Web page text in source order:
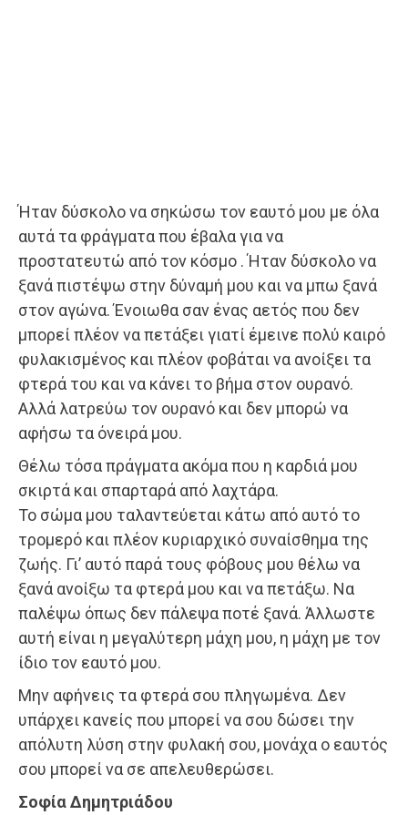
Ήταν δύσκολο να σηκώσω τον εαυτό μου με όλα
αυτά τα φράγματα που έβαλα για να
προστατευτώ από τον κόσμο . Ήταν δύσκολο να
ξανά πιστέψω στην δύναμή μου και να μπω ξανά
στον αγώνα. Ένοιωθα σαν ένας αετός που δεν
μπορεί πλέον να πετάξει γιατί έμεινε πολύ καιρό
φυλακισμένος και πλέον φοβάται να ανοίξει τα
φτερά του και να κάνει το βήμα στον ουρανό.
Αλλά λατρεύω τον ουρανό και δεν μπορώ να
αφήσω τα όνειρά μου.
Θέλω τόσα πράγματα ακόμα που η καρδιά μου
σκιρτά και σπαρταρά από λαχτάρα.
Το σώμα μου ταλαντεύεται κάτω από αυτό το
τρομερό και πλέον κυριαρχικό συναίσθημα της
ζωής. Γι’ αυτό παρά τους φόβους μου θέλω να
ξανά ανοίξω τα φτερά μου και να πετάξω. Να
παλέψω όπως δεν πάλεψα ποτέ ξανά. Άλλωστε
αυτή είναι η μεγαλύτερη μάχη μου, η μάχη με τον
ίδιο τον εαυτό μου.
Μην αφήνεις τα φτερά σου πληγωμένα. Δεν
υπάρχει κανείς που μπορεί να σου δώσει την
απόλυτη λύση στην φυλακή σου, μονάχα ο εαυτός
σου μπορεί να σε απελευθερώσει.
Σοφία Δημητριάδου